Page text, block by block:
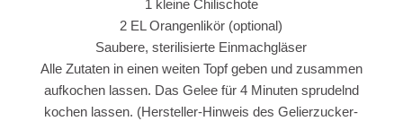
1 kleine Chilischote
2 EL Orangenlikör (optional)
Saubere, sterilisierte Einmachgläser
Alle Zutaten in einen weiten Topf geben und zusammen
aufkochen lassen. Das Gelee für 4 Minuten sprudelnd
kochen lassen. (Hersteller-Hinweis des Gelierzucker-